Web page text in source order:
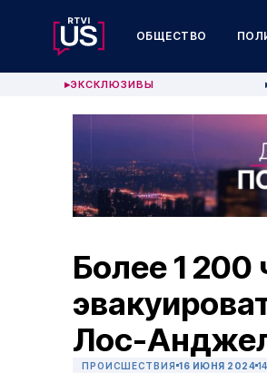
ОБЩЕСТВО
▶ЭКСКЛЮЗИВЫ
Более 1
Лос-
ПРОИСШЕСТВИЯ 16 ИЮНЯ 2024